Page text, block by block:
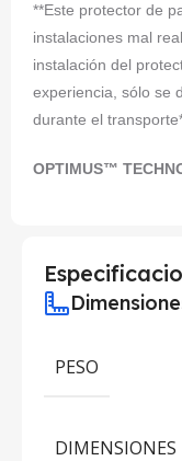
**Este protector de
instalaciones mal
instalación del
experiencia, sólo se
durante el
OPTIMUS™
PESO
DIMENSIONES